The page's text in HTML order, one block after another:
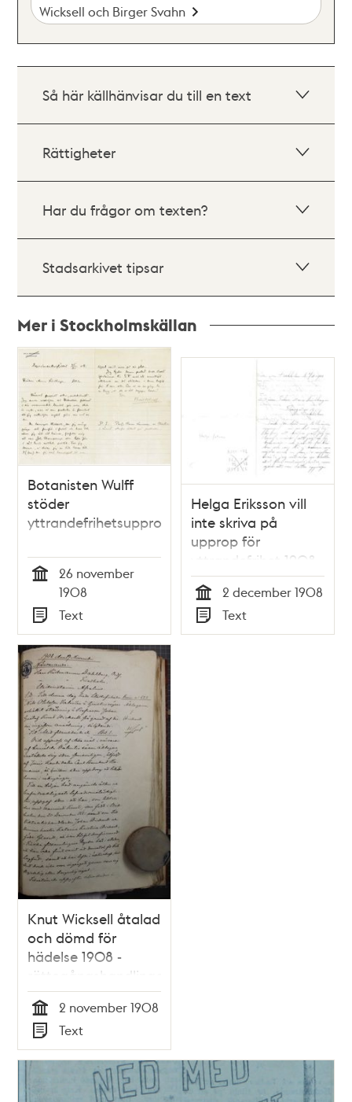
Wicksell och Birger Svahn
Så här källhänvisar du till en text
Rättigheter
Har du frågor om texten?
Stadsarkivet tipsar
Mer i Stockholmskällan
Relaterade
och
teman
Botanisten Wulff
stöder
yttrandefrihetsupprop
26 november
1908
Typ
Text
Helga Eriksson vill
inte skriva på
upprop för
yttrandefrihet 1908
Tid
2 december 1908
Typ
Text
Knut Wicksell åtalad
och dömd för
hädelse 1908 -
rättegångshandlingar
Tid
2 november 1908
Typ
Text